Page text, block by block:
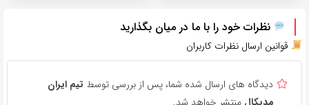
نظرات خود را با ما در میان بگذارید
قوانین ارسال نظرات کاربران
دیدگاه های ارسال شده شما، پس از بررسی توسط تیم ایران